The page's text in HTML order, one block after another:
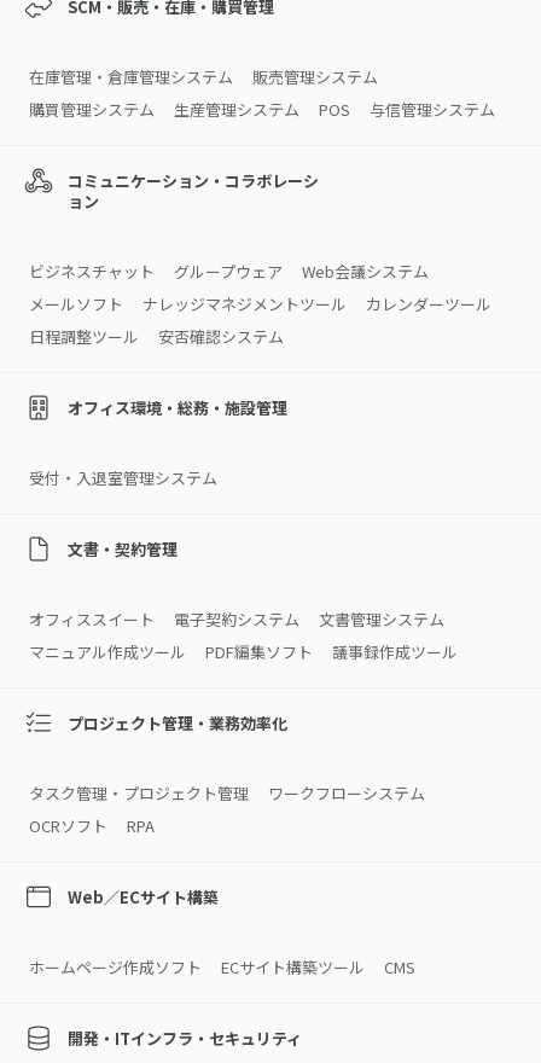
SCM・販売・在庫・購買管理
在庫管理・倉庫管理システム
販売管理システム
購買管理システム
生産管理システム POS 与信管理システム
コミュニケーション・コラボレーシ
ョン
ビジネスチャット グループウェア
Web会議システム
メールソフト
ナレッジマネジメントツール
カレンダーツール
日程調整ツール
安否確認システム
オフィス環境・総務・施設管理
受付・入退室管理システム
文書・契約管理
オフィススイート 電子契約システム
文書管理システム
マニュアル作成ツール
PDF編集ソフト 議事録作成ツール
プロジェクト管理・業務効率化
タスク管理・プロジェクト管理
ワークフローシステム
OCRソフト
RPA
Web／ECサイト構築
ホームページ作成ソフト ECサイト構築ツール CMS
開発・ITインフラ・セキュリティ